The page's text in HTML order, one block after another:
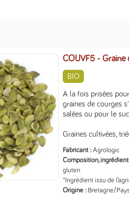
COUVF5 -
BIO
A la fois prisées
graines de courges
salées ou pour le
Graines cultivées,
Fabricant
Agrologic
Composition,
gluten
*Ingrédient issu de
Origine
Bretagne/